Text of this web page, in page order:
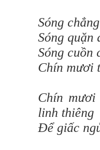
Sóng
Sóng quặn
Sóng cuồn
Chín mươi
Chín
linh thiêng
Để giấc